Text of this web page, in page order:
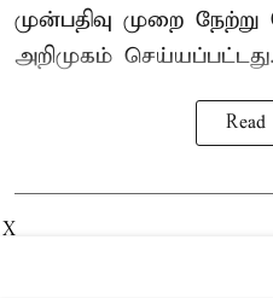
முன்பதிவு முறை
அறிமுகம் செய்யப்பட்டது.
X